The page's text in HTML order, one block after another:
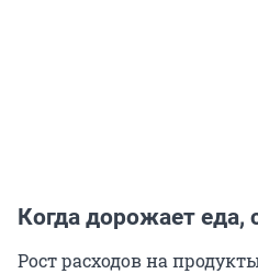
Когда дорожает еда,
Рост расходов на